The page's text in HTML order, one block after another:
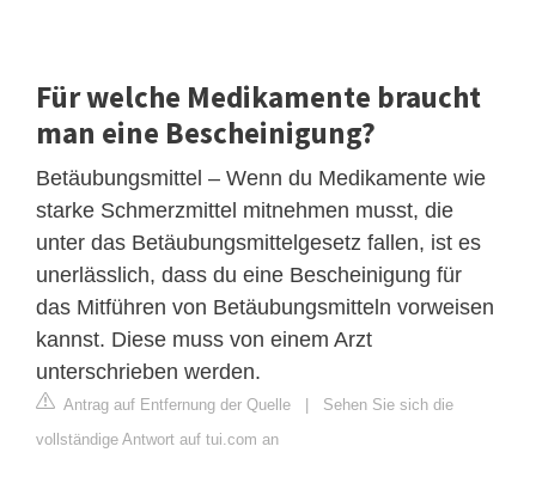
Für welche Medikamente braucht
man eine Bescheinigung?
Betäubungsmittel – Wenn du Medikamente wie
starke Schmerzmittel mitnehmen musst, die
unter das Betäubungsmittelgesetz fallen, ist es
unerlässlich, dass du eine Bescheinigung für
das Mitführen von Betäubungsmitteln vorweisen
kannst. Diese muss von einem Arzt
unterschrieben werden.
Antrag auf Entfernung der Quelle | Sehen Sie sich die
vollständige Antwort auf tui.com an